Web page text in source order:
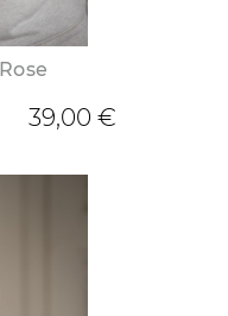
39,00 €